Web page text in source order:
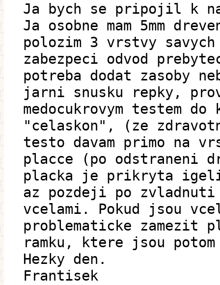
Ja bych se pripojil k
Ja osobne mam 5mm
polozim 3 vrstvy
zabezpeci odvod
potreba dodat zasoby
jarni snusku repky,
medocukrovym testem
"celaskon", (ze
testo davam primo na
placce (po odstraneni
placka je prikryta
az pozdeji po
vcelami. Pokud jsou
problematicke zamezit
ramku, ktere jsou
Hezky den.
Frantisek